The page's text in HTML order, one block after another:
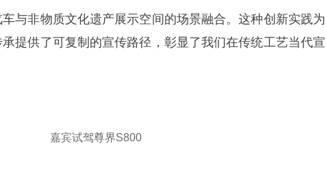
与非物质文化遗产展示空间的场景融合。这种创新实践为
提供了可复制的宣传路径，彰显了我们在传统工艺当代宣
嘉宾试驾尊界S800